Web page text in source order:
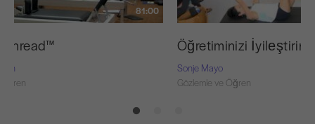
81:00
Thread™ Öğretiminizi İyileştirin
Sonje Mayo
Gözlemle ve Öğren